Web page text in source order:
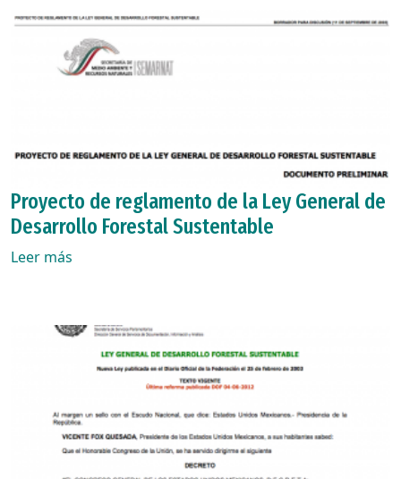
Proyecto de reglamento de la Ley General de
Desarrollo Forestal Sustentable
Leer más